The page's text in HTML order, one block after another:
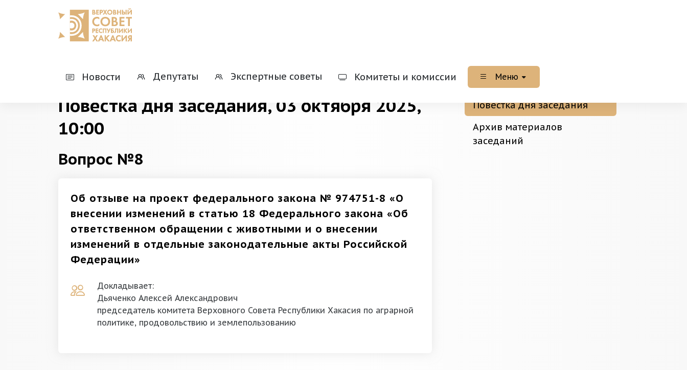
Новости Депутаты Экспертные советы Комитеты и комиссии Меню
Повестка дня заседания
Архив материалов
заседаний
Повестка дня заседания, 03 октября 2025,
10:00
Вопрос №8
Об отзыве на проект федерального закона № 974751-8 «О
внесении изменений в статью 18 Федерального закона «Об
ответственном обращении с животными и о внесении
изменений в отдельные законодательные акты Российской
Федерации»
Докладывает:
Дьяченко Алексей Александрович
председатель комитета Верховного Совета Республики Хакасия по аграрной
политике, продовольствию и землепользованию